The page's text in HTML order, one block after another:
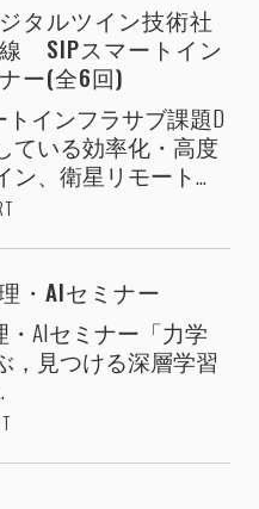
タルツイン技術社
SIPスマートイン
ー(全6回)
トインフラサブ課題D
ている効率化・高度
ン、衛星リモート...
・AIセミナー
・AIセミナー「力学
，見つける深層学習